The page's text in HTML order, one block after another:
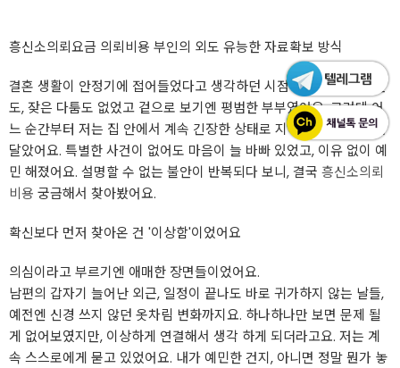
흥신소의뢰요금 의뢰비용 부인의 외도 유능한 자료확보 방식
결혼 생활이 안정기에 접어들었다고 생각하던 시점이었어요. 큰 불만
도, 잦은 다툼도 없었고 겉으로 보기엔 평범한 부부였어요. 그런데 어
느 순간부터 저는 집 안에서 계속 긴장한 상태로 지내고 있다는 걸 깨
달았어요. 특별한 사건이 없어도 마음이 늘 바빠 있었고, 이유 없이 예
민 해졌어요. 설명할 수 없는 불안이 반복되다 보니, 결국 흥신소의뢰
비용 궁금해서 찾아봤어요.
확신보다 먼저 찾아온 건 '이상함'이었어요
의심이라고 부르기엔 애매한 장면들이었어요.
남편의 갑자기 늘어난 외근, 일정이 끝나도 바로 귀가하지 않는 날들,
예전엔 신경 쓰지 않던 옷차림 변화까지요. 하나하나만 보면 문제 될
게 없어보였지만, 이상하게 연결해서 생각 하게 되더라고요. 저는 계
속 스스로에게 묻고 있었어요. 내가 예민한 건지, 아니면 정말 뭔가 놓